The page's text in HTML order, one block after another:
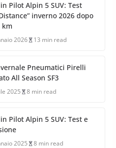
Pilot Alpin 5 SUV: Test
inverno 2026 dopo
km
2026 13 min read
Pneumatici Pirelli
All Season SF3
2025 8 min read
Pilot Alpin 5 SUV: Test e
2025 8 min read